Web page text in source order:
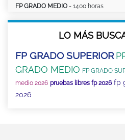
FP GRADO MEDIO - 1400 horas
LO MÁS
FP GRADO SUPERIOR
GRADO MEDIO FP GRADO
medio 2026 pruebas libres fp 2026 fp
2026